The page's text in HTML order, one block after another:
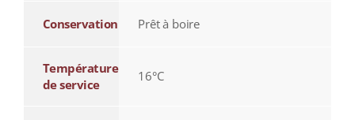
Conservation Prêt à boire
Température
de service
16°C